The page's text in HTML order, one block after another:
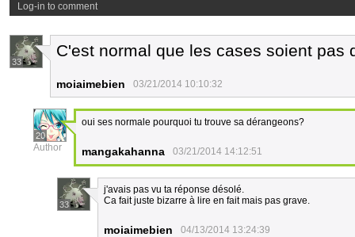
Log-in to comment
33
C'est normal que les cases soient pas
moiaimebien 03/21/2014 10:10:32
20
Author
oui ses normale pourquoi tu trouve sa dérangeons?
mangakahanna 03/21/2014 14:12:51
33
j'avais pas vu ta réponse désolé.
Ca fait juste bizarre à lire en fait mais pas grave.
moiaimebien 04/13/2014 13:24:39